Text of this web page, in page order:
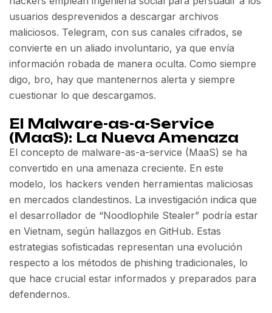
usuarios desprevenidos a descargar archivos
maliciosos. Telegram, con sus canales cifrados, se
convierte en un aliado involuntario, ya que envía
información robada de manera oculta. Como siempre
digo, bro, hay que mantenernos alerta y siempre
cuestionar lo que descargamos.
El Malware-as-a-Service
(MaaS): La Nueva Amenaza
El concepto de malware-as-a-service (MaaS) se ha
convertido en una amenaza creciente. En este
modelo, los hackers venden herramientas maliciosas
en mercados clandestinos. La investigación indica que
el desarrollador de “Noodlophile Stealer” podría estar
en Vietnam, según hallazgos en GitHub. Estas
estrategias sofisticadas representan una evolución
respecto a los métodos de phishing tradicionales, lo
que hace crucial estar informados y preparados para
defendernos.